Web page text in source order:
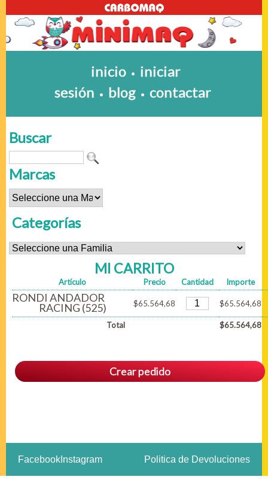
inicio • iniciar
sesión • blog • contactar
Buscar
Marcas
Categorías
MI CARRITO
Artículo Precio Cantidad Importe
RONDI ANDADOR
RACING (525) $65.564,68 $65.564,68
Total $65.564,68
Crear pedido
Facebook Instagram Politica de Devoluciones